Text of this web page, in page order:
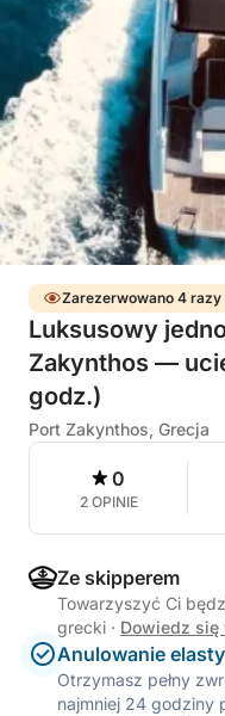
Zarezerwowano 4 razy
Luksusowy
Zakynthos —
godz.)
Port Zakynthos, Grecja
0
2 OPINIE
Ze skipperem
Towarzyszyć Ci
grecki · Dowiedz się
Anulowanie
Otrzymasz pełny
najmniej 24 godziny